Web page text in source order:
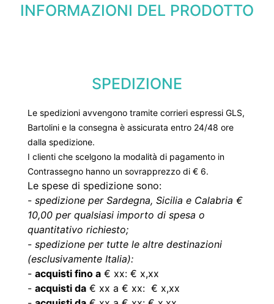
INFORMAZIONI DEL PRODOTTO
SPEDIZIONE
Le spedizioni avvengono tramite corrieri espressi GLS,
Bartolini e la consegna è assicurata entro 24/48 ore
dalla spedizione.
I clienti che scelgono la modalità di pagamento in
Contrassegno hanno un sovrapprezzo di € 6.
Le spese di spedizione sono:
- spedizione per Sardegna, Sicilia e Calabria €
10,00 per qualsiasi importo di spesa o
quantitativo richiesto;
- spedizione per tutte le altre destinazioni
(esclusivamente Italia):
- acquisti fino a € xx: € x,xx
- acquisti da € xx a € xx: € x,xx